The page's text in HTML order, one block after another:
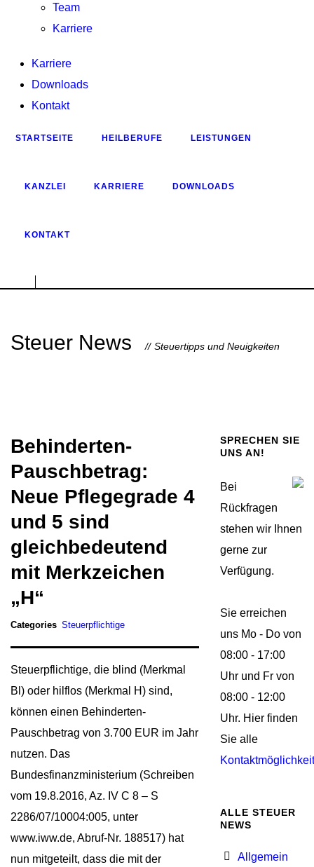
Team
Karriere
Karriere
Downloads
Kontakt
STARTSEITE HEILBERUFE LEISTUNGEN
KANZLEI KARRIERE DOWNLOADS
KONTAKT
Steuer News Steuertipps und Neuigkeiten
Behinderten-
Pauschbetrag:
Neue Pflegegrade 4
und 5 sind
gleichbedeutend
mit Merkzeichen
„H“
Categories Steuerpflichtige
Steuerpflichtige, die blind (Merkmal
Bl) oder hilflos (Merkmal H) sind,
können einen Behinderten-
Pauschbetrag von 3.700 EUR im Jahr
nutzen. Das
Bundesfinanzministerium (Schreiben
vom 19.8.2016, Az. IV C 8 – S
2286/07/10004:005, unter
www.iww.de, Abruf-Nr. 188517) hat
nun mitgeteilt, dass die mit der
SPRECHEN SIE
UNS AN!
Bei
Rückfragen
stehen wir Ihnen
gerne zur
Verfügung.
Sie erreichen
uns Mo - Do von
08:00 - 17:00
Uhr und Fr von
08:00 - 12:00
Uhr. Hier finden
Sie alle
ALLE STEUER
NEWS
Allgemein